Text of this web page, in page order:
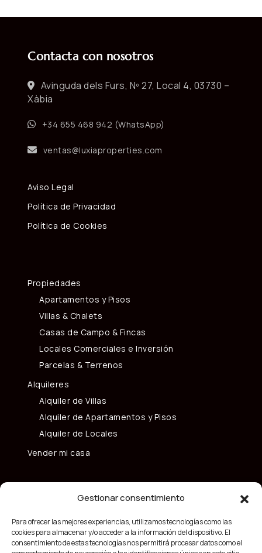
Gestionar consentimiento
Para ofrecer las mejores experiencias, utilizamos tecnologías como las
cookies para almacenar y/o acceder a la información del dispositivo. El
consentimiento de estas tecnologías nos permitirá procesar datos como el
Contacta con nosotros
Avinguda dels Furs, Nº 27, Local 4, 03730 –
Xàbia
+34 655 468 942 (WhatsApp)
ventas@luxiaproperties.com
Aviso Legal
Política de Privacidad
Política de Cookies
Propiedades
Apartamentos y Pisos
Villas & Chalets
Casas de Campo & Fincas
Locales Comerciales e Inversión
Parcelas & Terrenos
Alquileres
Alquiler de Villas
Alquiler de Apartamentos y Pisos
Alquiler de Locales
Vender mi casa